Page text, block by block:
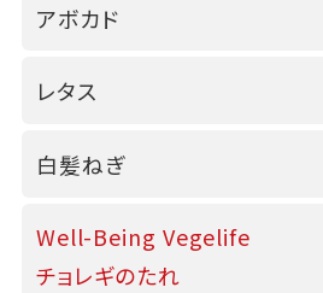
アボカド
レタス
白髪ねぎ
Well-Being Vegelife
チョレギのたれ